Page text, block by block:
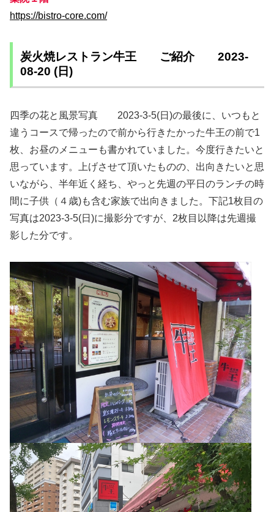
https://bistro-core.com/
炭火焼レストラン牛王 ご紹介 2023-
08-20 (日)
四季の花と風景写真 2023-3-5(日)の最後に、いつもと
違うコースで帰ったので前から行きたかった牛王の前で1
枚、お昼のメニューも書かれていました。今度行きたいと
思っています。上げさせて頂いたものの、出向きたいと思
いながら、半年近く経ち、やっと先週の平日のランチの時
間に子供（４歳)も含む家族で出向きました。下記1枚目の
写真は2023-3-5(日)に撮影分ですが、2枚目以降は先週撮
影した分です。